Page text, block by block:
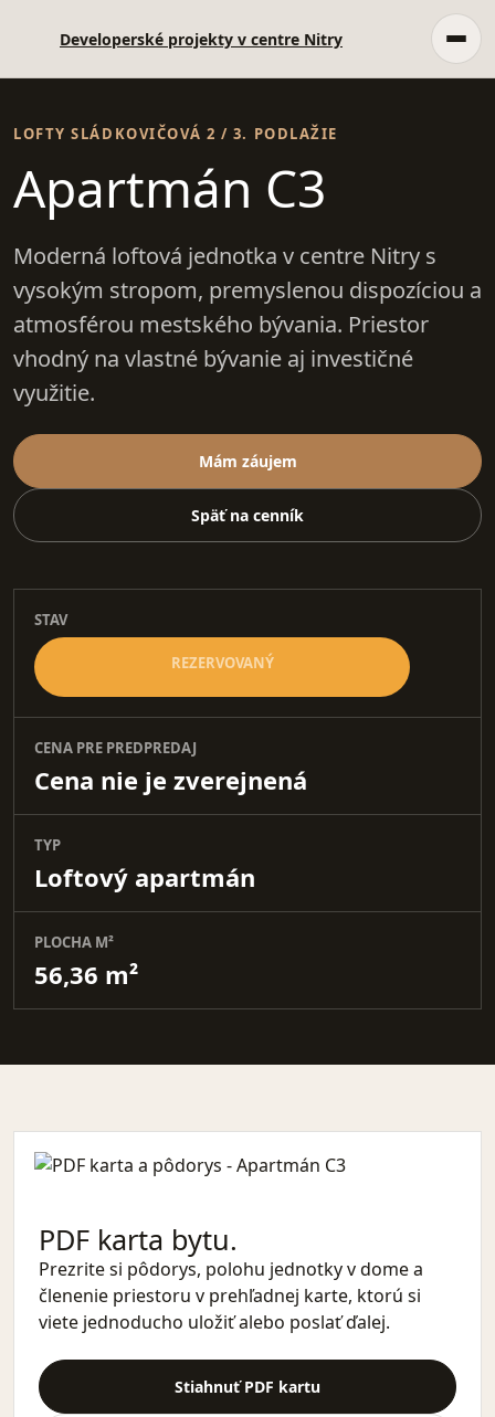
Developerské projekty v centre Nitry
LOFTY SLÁDKOVIČOVÁ 2 / 3. PODLAŽIE
Apartmán C3
Moderná loftová jednotka v centre Nitry s
vysokým stropom, premyslenou dispozíciou a
atmosférou mestského bývania. Priestor
vhodný na vlastné bývanie aj investičné
využitie.
Mám záujem
Späť na cenník
STAV
REZERVOVANÝ
CENA PRE PREDPREDAJ
Cena nie je zverejnená
TYP
Loftový apartmán
PLOCHA M²
56,36 m²
PDF karta bytu.
Prezrite si pôdorys, polohu jednotky v dome a
členenie priestoru v prehľadnej karte, ktorú si
viete jednoducho uložiť alebo poslať ďalej.
Stiahnuť PDF kartu